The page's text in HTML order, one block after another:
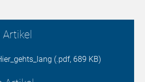
(.pdf, 689 KB)